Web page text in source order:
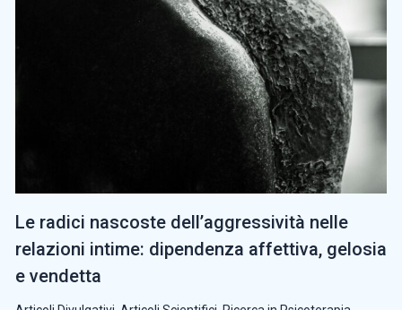
Le radici nascoste dell’aggressività nelle
relazioni intime: dipendenza affettiva, gelosia
e vendetta